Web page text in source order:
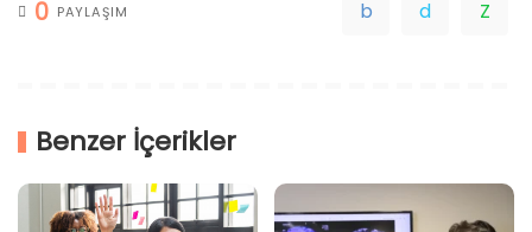
0 PAYLAŞIM
Benzer İçerikler